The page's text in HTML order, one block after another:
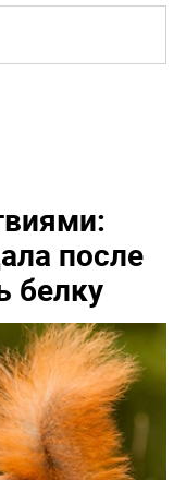
после
белку